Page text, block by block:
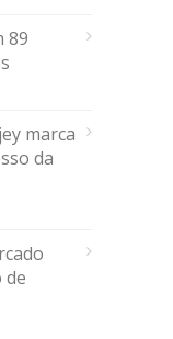
89
marca
da
de